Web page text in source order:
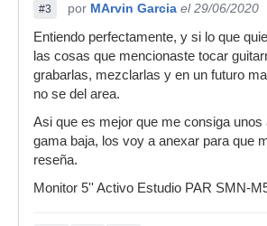
#3 por MArvin Garcia el 29/06/2020
Entiendo perfectamente, y si lo que
las cosas que mencionaste tocar
grabarlas, mezclarlas y en un futuro
no se del area.
Asi que es mejor que me consiga unos
gama baja, los voy a anexar para que
reseña.
Monitor 5'' Activo Estudio PAR SMN-